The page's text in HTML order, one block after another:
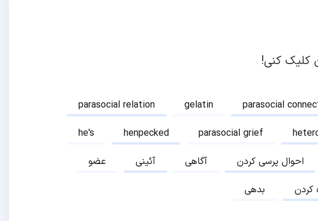
کلیک کنی!
parasocial relation gelatin parasocial
he's
henpecked parasocial grief
عضو
آئینی آگاهی احوال پرسی کردن
بدهی
کردن